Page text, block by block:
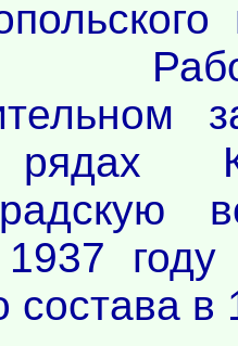
состава в